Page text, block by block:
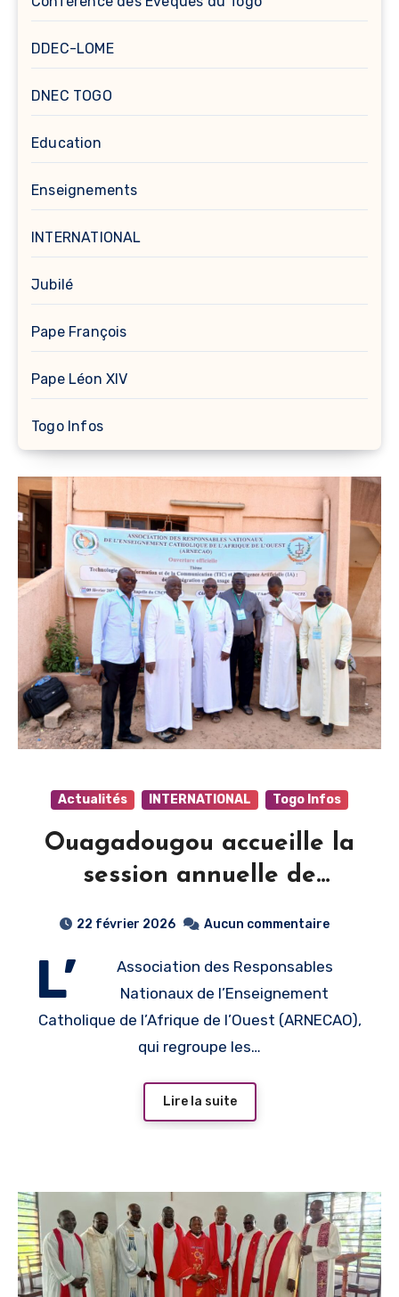
DDEC-LOME
DNEC TOGO
Education
Enseignements
INTERNATIONAL
Jubilé
Pape François
Pape Léon XIV
Togo Infos
Actualités INTERNATIONAL Togo Infos
Ouagadougou accueille la
session annuelle de
artificielle dans l’éducation
catholique
22 février 2026 Aucun commentaire
L’
Association des Responsables
Nationaux de l’Enseignement
Catholique de l’Afrique de l’Ouest (ARNECAO),
qui regroupe les…
Lire la suite